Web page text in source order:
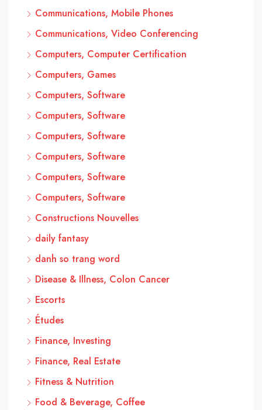
Communications, Mobile Phones
Communications, Video Conferencing
Computers, Computer Certification
Computers, Games
Computers, Software
Computers, Software
Computers, Software
Computers, Software
Computers, Software
Computers, Software
Constructions Nouvelles
daily fantasy
danh so trang word
Disease & Illness, Colon Cancer
Escorts
Études
Finance, Investing
Finance, Real Estate
Fitness & Nutrition
Food & Beverage, Coffee